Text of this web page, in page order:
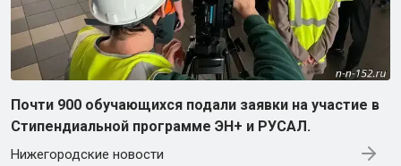
Почти 900 обучающихся подали заявки на участие в
Стипендиальной программе ЭН+ и РУСАЛ.
Нижегородские новости